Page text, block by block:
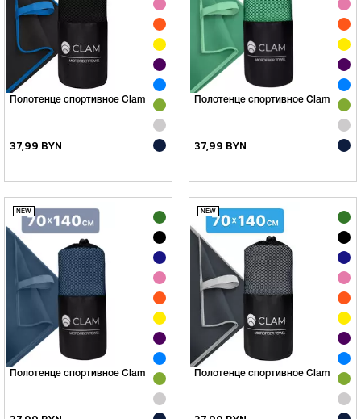
Полотенце спортивное Clam
37,99 BYN
Полотенце спортивное Clam
37,99 BYN
Полотенце спортивное Clam Полотенце спортивное Clam